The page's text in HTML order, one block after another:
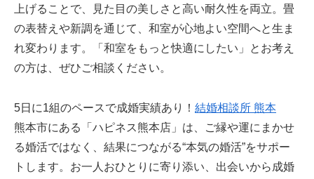
上げることで、見た目の美しさと高い耐久性を両立。畳
の表替えや新調を通じて、和室が心地よい空間へと生ま
れ変わります。「和室をもっと快適にしたい」とお考え
の方は、ぜひご相談ください。
5日に1組のペースで成婚実績あり！ 結婚相談所 熊本
熊本市にある「ハピネス熊本店」は、ご縁や運にまかせ
る婚活ではなく、結果につながる“本気の婚活”をサポー
トします。お一人おひとりに寄り添い、出会いから成婚